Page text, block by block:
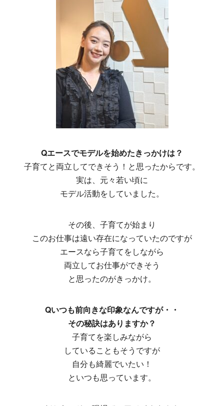
Qエースでモデルを始めたきっかけは？
子育てと両立してできそう！と思ったからです。
実は、元々若い頃に
モデル活動をしていました。
その後、子育てが始まり
このお仕事は遠い存在になっていたのですが
エースなら子育てをしながら
両立してお仕事ができそう
と思ったのがきっかけ。
Qいつも前向きな印象なんですが・・
その秘訣はありますか？
子育てを楽しみながら
していることもそうですが
自分も綺麗でいたい！
といつも思っています。